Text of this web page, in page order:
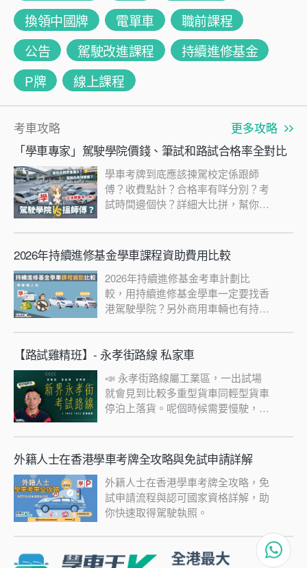
換領中國牌
電單車
職前課程
公告
駕駛改進課程
持續進修基金
P牌
線上課程
考車攻略
更多攻略
「學車專家」駕駛學院價錢、筆試和路試合格率全對比
學車考牌到底應該揀駕校定係跟師
傅？收費點計？合格率有咩分別？考
試時間邊個快？詳細大比拼，幫你揾
2026年持續進修基金學車課程資助費用比較
2026年持續進修基金考車計劃比
較，用持續進修基金學車一定要找香
港駕駛學院？另外商用車輛也有持續
【路試雞精班】- 永孝街路線 私家車
📣 永孝街路線屬工業區，一出試場
就會見到比較多重型貨車同輕型貨車
停泊上落貨。呢個時候需要慢駛，亦
讓其他車行先。🚶🏽🚶🏻🚶🏼🚌🚌‼️
學車王線上課程務求令你於短時間內
摘錄重點，並帶你路試要點精華，利
用影片講解及分析，讓你迅速掌握路
線注意事項重點，捉緊 1TakePass
嘅節奏📈！仲有Q&A環節，同專業
外籍人士在香港學車考牌全攻略與免試申請詳解
外籍人士在香港學車考牌全攻略，免
試申請流程與認可國家資格詳解，助
你快速取得駕駛執照。